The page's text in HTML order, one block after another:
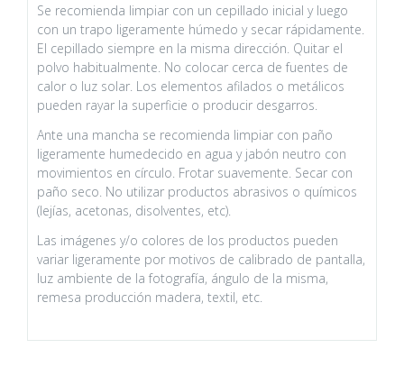
Se recomienda limpiar con un cepillado inicial y luego
con un trapo ligeramente húmedo y secar rápidamente.
El cepillado siempre en la misma dirección. Quitar el
polvo habitualmente. No colocar cerca de fuentes de
calor o luz solar. Los elementos afilados o metálicos
pueden rayar la superficie o producir desgarros.
Ante una mancha se recomienda limpiar con paño
ligeramente humedecido en agua y jabón neutro con
movimientos en círculo. Frotar suavemente. Secar con
paño seco. No utilizar productos abrasivos o químicos
(lejías, acetonas, disolventes, etc).
Las imágenes y/o colores de los productos pueden
variar ligeramente por motivos de calibrado de pantalla,
luz ambiente de la fotografía, ángulo de la misma,
remesa producción madera, textil, etc.